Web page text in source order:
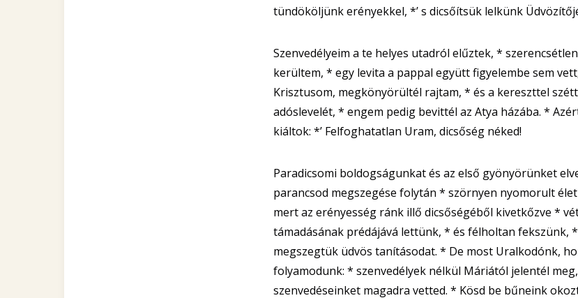
tündököljünk erényekkel, *’ s dicsőítsük lelkünk
Szenvedélyeim a te helyes utadról elűztek, *
kerültem, * egy levita a pappal együtt figyelembe sem
Krisztusom, megkönyörültél rajtam, * és a kereszttel
adóslevelét, * engem pedig bevittél az Atya házába. *
kiáltok: *’ Felfoghatatlan Uram, dicsőség néked!
Paradicsomi boldogságunkat és az első gyönyörünket
parancsod megszegése folytán * szörnyen nyomorult
mert az erényesség ránk illő dicsőségéből kivetkőzve *
támadásának prédájává lettünk, * és félholtan fekszünk,
megszegtük üdvös tanításodat. * De most Uralkodónk,
folyamodunk: * szenvedélyek nélkül Máriától jelentél
szenvedéseinket magadra vetted. * Kösd be bűneink